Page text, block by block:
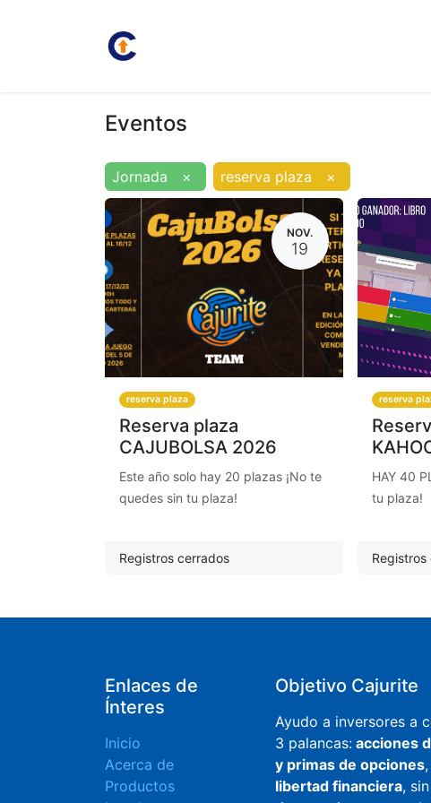
Eventos
Jornada × reserva plaza ×
NOV.
19
reserva plaza
Reserva plaza
CAJUBOLSA 2026
Este año solo hay 20 plazas ¡No te
quedes sin tu plaza!
Registros cerrados
reserva
HAY 40
tu plaza!
Enlaces de
Ínteres
Inicio
Acerca de
Productos
Objetivo Cajurite
Ayudo a inversores a
3 palancas: acciones
y primas de opciones
libertad financiera,